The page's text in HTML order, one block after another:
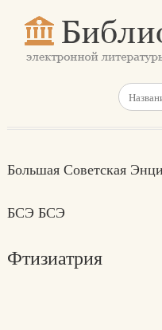
Большая Советская
БСЭ БСЭ
Фтизиатрия